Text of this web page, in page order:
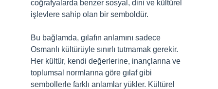
coğrafyalarda benzer sosyal, dini ve kültürel
işlevlere sahip olan bir semboldür.
Bu bağlamda, gılafın anlamını sadece
Osmanlı kültürüyle sınırlı tutmamak gerekir.
Her kültür, kendi değerlerine, inançlarına ve
toplumsal normlarına göre gılaf gibi
sembollerle farklı anlamlar yükler. Kültürel